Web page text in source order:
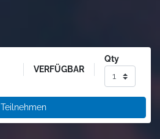
VERFÜGBAR
Qty
Teilnehmen